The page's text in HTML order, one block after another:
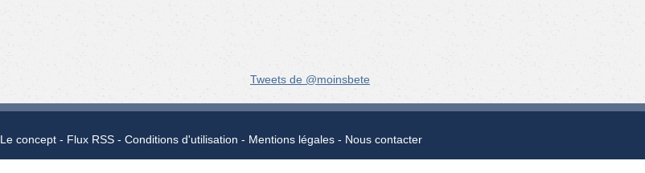
Tweets de @moinsbete
Le concept Flux RSS Conditions d'utilisation Mentions légales Nous contacter